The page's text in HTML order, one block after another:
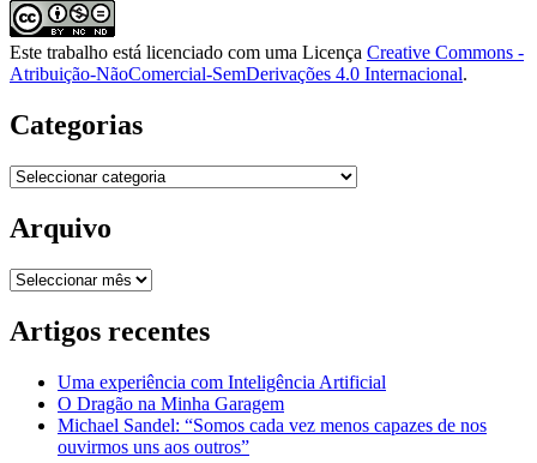
Este trabalho está licenciado com uma Licença Creative Commons -
Atribuição-NãoComercial-SemDerivações 4.0 Internacional.
Categorias
Categorias
Arquivo
Arquivo
Artigos recentes
Uma experiência com Inteligência Artificial
O Dragão na Minha Garagem
Michael Sandel: “Somos cada vez menos capazes de nos
ouvirmos uns aos outros”